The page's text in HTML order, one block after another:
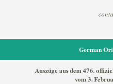
German
Auszüge aus dem 476.
vom 3.